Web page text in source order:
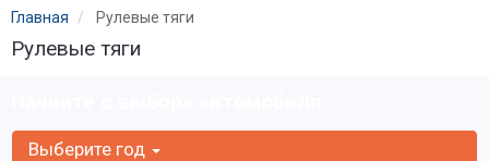
Главная Рулевые тяги
Рулевые тяги
Выберите год